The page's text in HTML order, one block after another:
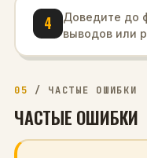
4
Доведите до
выводов или
05 / ЧАСТЫЕ ОШИБКИ
ЧАСТЫЕ ОШИБКИ